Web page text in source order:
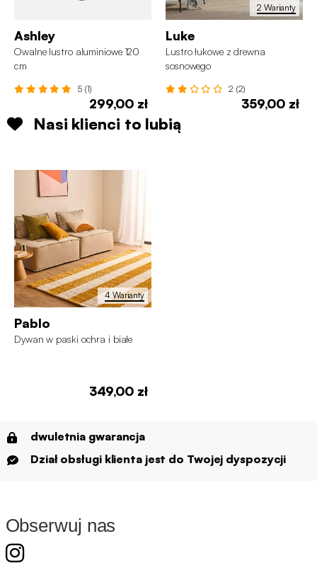
Ashley
Owalne lustro aluminiowe 120
cm
5 (1)
299,00 zł
2 Warianty
Luke
Lustro łukowe z drewna
sosnowego
2 (2)
359,00 zł
Nasi klienci to lubią
4 Warianty
Pablo
Dywan w paski ochra i białe
349,00 zł
dwuletnia gwarancja
Dział obsługi klienta jest do Twojej dyspozycji
Obserwuj nas